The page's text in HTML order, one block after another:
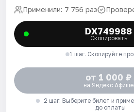
Применили: 7 756 раз
DX749988
Скопировать
1 шаг. Скопируйте
от 1 000 ₽
на Яндекс Афише
2 шаг. Выберите билет и
до оплаты